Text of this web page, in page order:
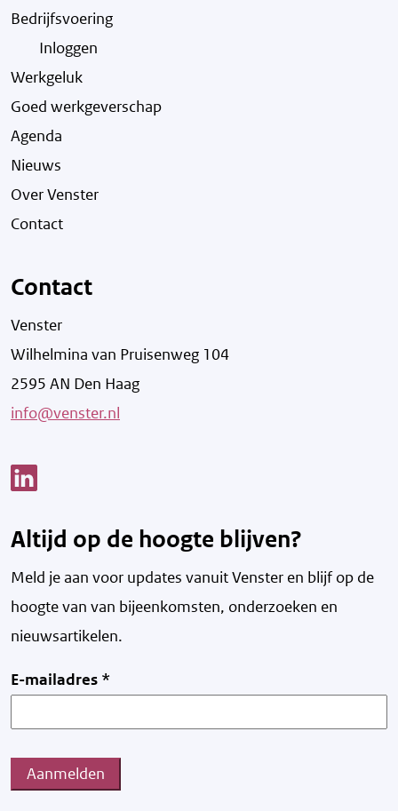
Bedrijfsvoering
Inloggen
Werkgeluk
Goed werkgeverschap
Agenda
Nieuws
Over Venster
Contact
Contact
Venster
Wilhelmina van Pruisenweg 104
2595 AN Den Haag
info@venster.nl
Altijd op de hoogte blijven?
Meld je aan voor updates vanuit Venster en blijf op de
hoogte van van bijeenkomsten, onderzoeken en
nieuwsartikelen.
E-mailadres *
Aanmelden